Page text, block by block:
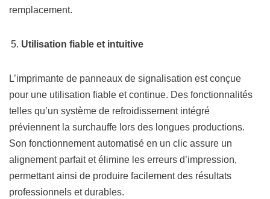
remplacement.
Utilisation fiable et intuitive
L’imprimante de panneaux de signalisation est conçue
pour une utilisation fiable et continue. Des fonctionnalités
telles qu’un système de refroidissement intégré
préviennent la surchauffe lors des longues productions.
Son fonctionnement automatisé en un clic assure un
alignement parfait et élimine les erreurs d’impression,
permettant ainsi de produire facilement des résultats
professionnels et durables.